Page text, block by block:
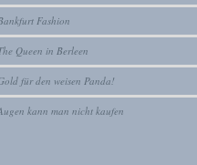
Fashion
Queen in Berleen
für den weisen Panda!
kann man nicht kaufen